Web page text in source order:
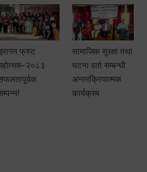
फ्रुट
सामाजिक सुरक्षा तथा
घटना दर्ता सम्बन्धी
अन्तरक्रियात्मक
कार्यक्रम